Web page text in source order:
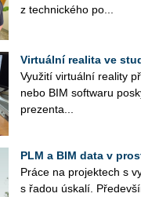
z tech­nic­ké­ho po...
Virtuální realita ve
Vy­u­ži­tí vir­tu­ál­ní re­a­li­ty
nebo BIM soft­waru
pre­zen­ta­...
PLM a BIM data v
Práce na pro­jek­tech s
s řadou úska­lí.